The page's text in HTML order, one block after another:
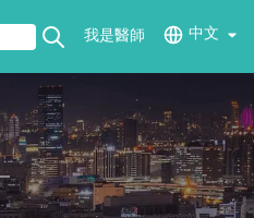
我是醫師 中文